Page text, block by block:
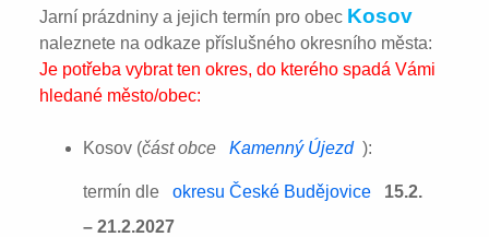
Jarní prázdniny a jejich termín pro obec Kosov
naleznete na odkaze příslušného okresního města:
Je potřeba vybrat ten okres, do kterého spadá Vámi
hledané město/obec:
Kosov (část obce Kamenný Újezd ):
termín dle okresu České Budějovice
15.2.
– 21.2.2027